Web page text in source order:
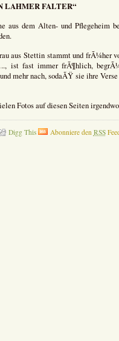
LAHMER FALTER“
aus dem Alten- und Pflegeheim
aus Stettin stammt und frÃ¼her
ist fast immer frÃ¶hlich,
mehr nach, sodaÃŸ sie ihre
Fotos auf diesen Seiten
Digg This Abonniere den RSS